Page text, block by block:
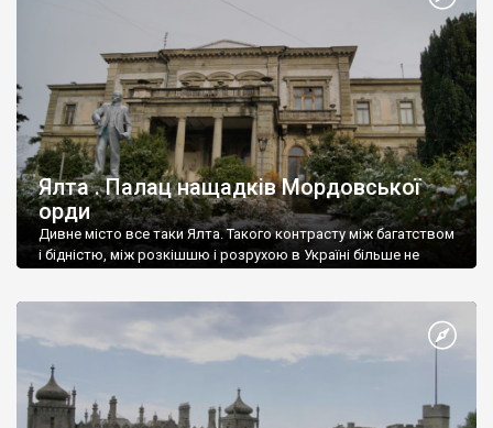
Ялта . Палац нащадків Мордовської
орди
Дивне місто все таки Ялта. Такого контрасту між багатством
і бідністю, між розкішшю і розрухою в Україні більше не